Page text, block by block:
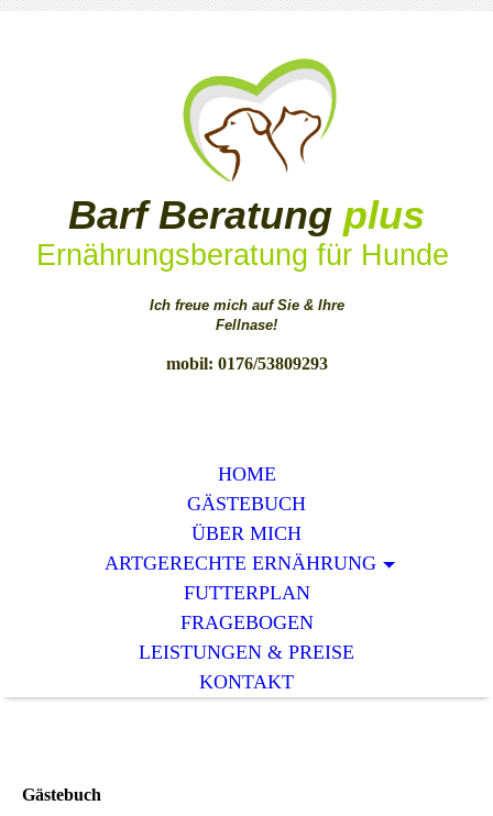
Barf Beratung plus
Ernährungsberatung für Hunde
Ich freue mich auf Sie & Ihre
Fellnase!
mobil: 0176/53809293
HOME
GÄSTEBUCH
ÜBER MICH
ARTGERECHTE ERNÄHRUNG
FUTTERPLAN
FRAGEBOGEN
LEISTUNGEN & PREISE
KONTAKT
Gästebuch